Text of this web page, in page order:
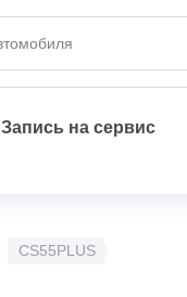
Запись на сервис
CS55PLUS